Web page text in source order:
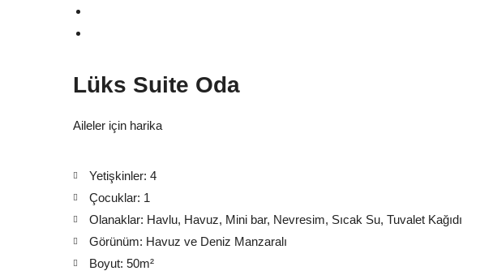
Lüks Suite Oda
Aileler için harika
Yetişkinler: 4
Çocuklar: 1
Olanaklar: Havlu, Havuz, Mini bar, Nevresim, Sıcak Su, Tuvalet Kağıdı
Görünüm: Havuz ve Deniz Manzaralı
Boyut: 50m²